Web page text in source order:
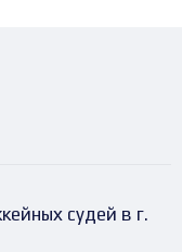
судей в г.